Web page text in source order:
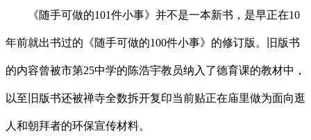
《随手可做的101件小事》并不是一本新书，是早正在10
年前就出书过的《随手可做的100件小事》的修订版。旧版书
的内容曾被市第25中学的陈浩宇教员纳入了德育课的教材中，
以至旧版书还被禅寺全数拆开复印当前贴正在庙里做为面向逛
人和朝拜者的环保宣传材料。